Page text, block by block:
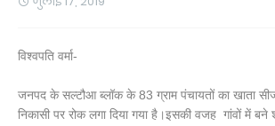
विश्वपति वर्मा-
जनपद के सल्टौआ ब्लॉक के 83 ग्राम पंचायतों का खाता
निकासी पर रोक लगा दिया गया है।इसकी वजह गांवों में बने